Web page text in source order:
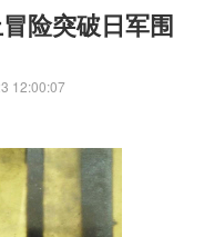
险突破日军围
12:00:07